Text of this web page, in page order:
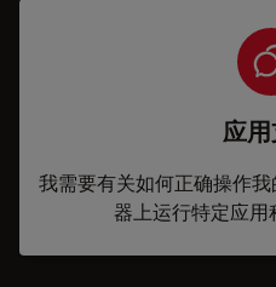
应
我需要有关如何正确操作
器上运行特定应用